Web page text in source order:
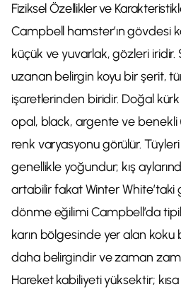
Fiziksel Özellikler ve
Campbell hamster’ın gövdesi
küçük ve yuvarlak, gözleri iridir.
uzanan belirgin koyu bir şerit,
işaretlerinden biridir. Doğal
opal, black, argente ve
renk varyasyonu görülür.
genellikle yoğundur; kış
artabilir fakat Winter
dönme eğilimi Campbell’da
karın bölgesinde yer alan
daha belirgindir ve zaman
Hareket kabiliyeti yüksektir;